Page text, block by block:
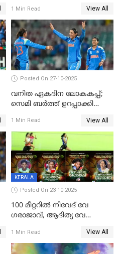
തകർന്നു; അഞ്ച് വിക്കറ്റ്
ജയവുമായി ഇന്ത്യൻ
വനിതകൾ ലോകകപ്പ്
കലാശപ്പോരിന്
1 Min Read View All
Posted On 27-10-2025
വനിത ഏകദിന ലോകകപ്പ്;
സെമി ബര്‍ത്ത് ഉറപ്പാക്കി
1 Min Read View All
KERALA
Posted On 23-10-2025
100 മീറ്ററിൽ നിവേദ് വേ​
ഗരാജാവ്, ആദിത്യ വേ​
ബോയ്സിലും സബ്‌ജൂനിയർ
ഗേൾസിലും റെക്കോർഡോടെ
1 Min Read View All